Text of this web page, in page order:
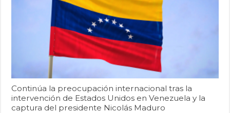
Continúa la preocupación internacional tras la
intervención de Estados Unidos en Venezuela y la
captura del presidente Nicolás Maduro